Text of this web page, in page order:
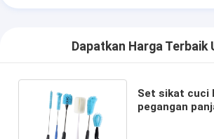
Dapatkan Harga Terbaik
Set sikat cuci
pegangan